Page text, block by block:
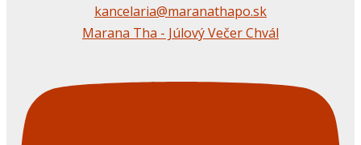
Marana Tha - Júlový Večer Chvál